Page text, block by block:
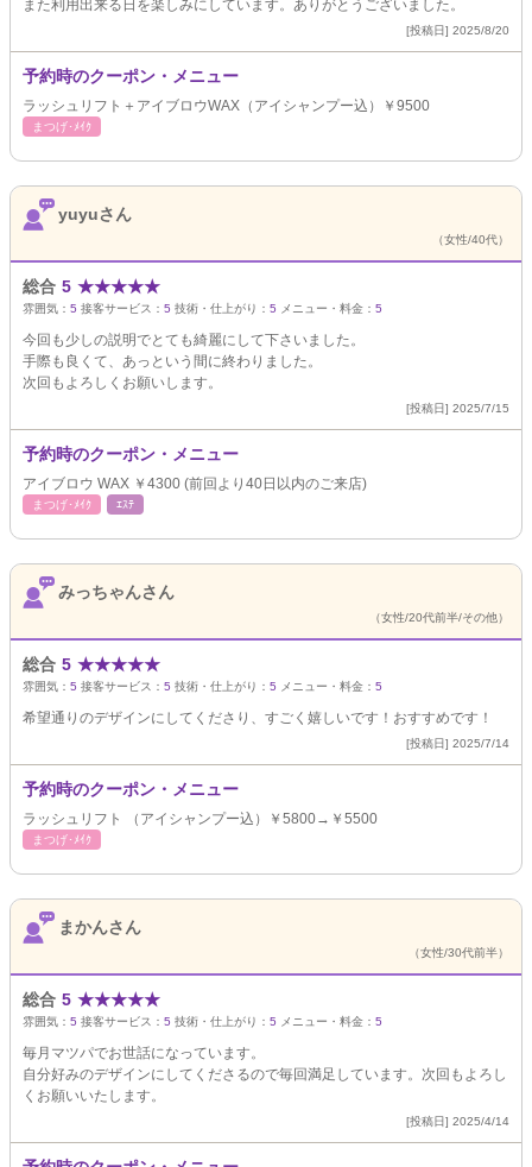
また利用出来る日を楽しみにしています。ありがとうございました。
[投稿日] 2025/8/20
予約時のクーポン・メニュー
ラッシュリフト＋アイブロウWAX（アイシャンプー込）￥9500
まつげ･ﾒｲｸ
yuyuさん
（女性/40代）
総合 5 ★★★★★
雰囲気： 5 接客サービス： 5 技術・仕上がり： 5 メニュー・料金： 5
今回も少しの説明でとても綺麗にして下さいました。
手際も良くて、あっという間に終わりました。
次回もよろしくお願いします。
[投稿日] 2025/7/15
予約時のクーポン・メニュー
アイブロウ WAX ￥4300 (前回より40日以内のご来店)
まつげ･ﾒｲｸ ｴｽﾃ
みっちゃんさん
（女性/20代前半/その他）
総合 5 ★★★★★
雰囲気： 5 接客サービス： 5 技術・仕上がり： 5 メニュー・料金： 5
希望通りのデザインにしてくださり、すごく嬉しいです！おすすめです！
[投稿日] 2025/7/14
予約時のクーポン・メニュー
ラッシュリフト （アイシャンプー込）￥5800→￥5500
まつげ･ﾒｲｸ
まかんさん
（女性/30代前半）
総合 5 ★★★★★
雰囲気： 5 接客サービス： 5 技術・仕上がり： 5 メニュー・料金： 5
毎月マツパでお世話になっています。
自分好みのデザインにしてくださるので毎回満足しています。次回もよろし
くお願いいたします。
[投稿日] 2025/4/14